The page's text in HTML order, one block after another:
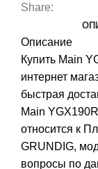
Share:
Описание
Купить Main
интернет
быстрая
Main
относится к
GRUNDIG,
вопросы по